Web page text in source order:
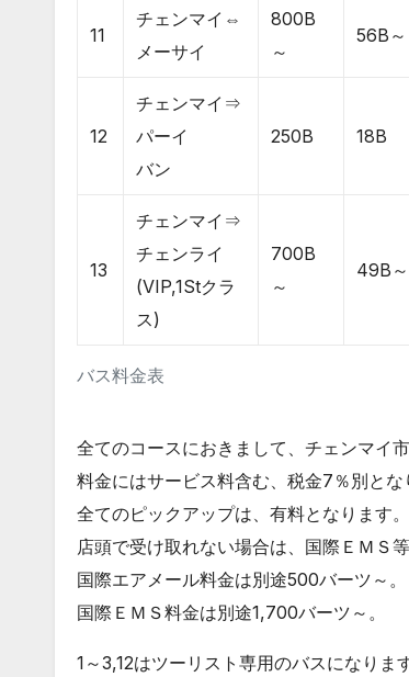
バス料金表
11
チェンマイ⇔
メーサイ
800B
～
56B～
12
チェンマイ⇒
パーイ
バン
250B 18B
13
チェンマイ⇒
チェンライ
(VIP,1Stクラ
ス)
700B
～
49B～
全てのコースにおきまして、チェンマイ
料金にはサービス料含む、税金7％別とな
全てのピックアップは、有料となります。
店頭で受け取れない場合は、国際ＥＭＳ
国際エアメール料金は別途500バーツ～。
国際ＥＭＳ料金は別途1,700バーツ～。
1～3,12はツーリスト専用のバスになりま